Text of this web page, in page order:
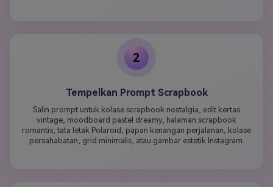
2
Tempelkan Prompt Scrapbook
Salin prompt untuk kolase scrapbook nostalgia, edit kertas
vintage, moodboard pastel dreamy, halaman scrapbook
romantis, tata letak Polaroid, papan kenangan perjalanan, kolase
persahabatan, grid minimalis, atau gambar estetik Instagram.